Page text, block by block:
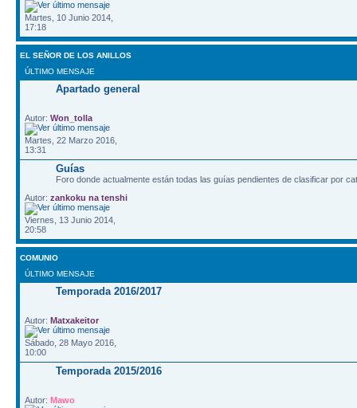
Martes, 10 Junio 2014,
17:18
EL SEÑOR DE LOS ANILLOS
ÚLTIMO MENSAJE
Apartado general
Autor: Won_tolla
Martes, 22 Marzo 2016,
13:31
Guías
Foro donde actualmente están todas las guías pendientes de clasificar por
Autor: zankoku na tenshi
Viernes, 13 Junio 2014,
20:58
COMUNIO
ÚLTIMO MENSAJE
Temporada 2016/2017
Autor: Matxakeitor
Sábado, 28 Mayo 2016,
10:00
Temporada 2015/2016
Autor: Mawo